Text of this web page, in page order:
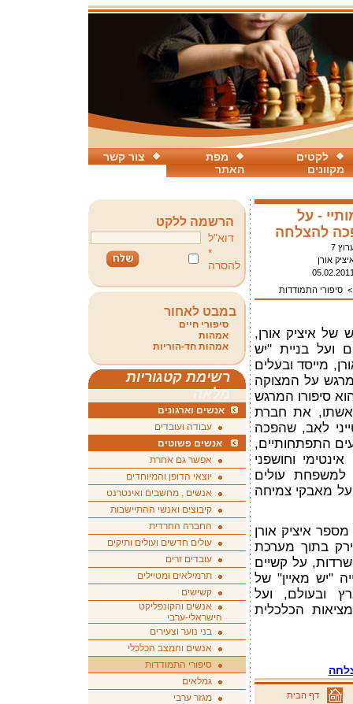
צור קשר
מפת
האתר
לקטים
מקוונים
- על
להצלחה
7
אורן
סיפורי התמודדות
של איציק אורן,
ועל בניית "יש
מייסד ובעלים
על המצוקה
סיפורו המרגש
אשתו, את חברת
טייני לאב, שהפכה
התפתחותיים,
אינטימי וחושפני
למשפחת עולים
מאבקי צמיחה
מספר איציק אורן
בתוך מערכת
על קשיים
"יש מאיין" של
ובעולם, ועל
הכלכלית
דף הבית
הרשמה ללקט
דוא"ל
*
להסרה
במבט לאחור
סיפורי חיים
אמהות
אמהות חד-הוריות
רשימת קטגוריות
מלאה
אנשים וארגונים
עבודה ועובדים
אנשים פשוטים
אפשר גם אחרת
יוצאי הדופן והמיוחדים
אנשים , מחשבים ואינטרנט
קיבוצים ואנשי ההתיישבות
החברה החרדית
עולים חדשים ועולים ותיקים
עובדים זרים
תרמילאים ומטיילים
קשישים
אנשים והקונפליקט
הישראלי-ערבי
בני נוער וצעירים
אנשים והמצב הכלכלי
סיפורי התמודדות
גמלאים
מגזר ערבי